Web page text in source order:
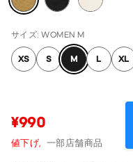
サイズ: WOMEN M
XS S M L XL
¥990
値下げ, 一部店舗商品